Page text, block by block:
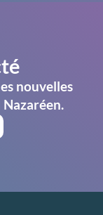
nouvelles